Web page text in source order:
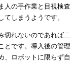
人の手作業と目視検査
しまうようです。
切れないのであれば二
とです。導入後の管理
、ロボットに限らず自